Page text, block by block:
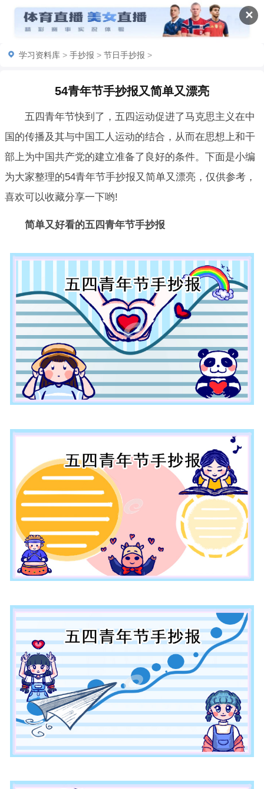
✕
学习资料库 > 手抄报 > 节日手抄报 >
54青年节手抄报又简单又漂亮
五四青年节快到了，五四运动促进了马克思主义在中
国的传播及其与中国工人运动的结合，从而在思想上和干
部上为中国共产党的建立准备了良好的条件。下面是小编
为大家整理的54青年节手抄报又简单又漂亮，仅供参考，
喜欢可以收藏分享一下哟!
简单又好看的五四青年节手抄报